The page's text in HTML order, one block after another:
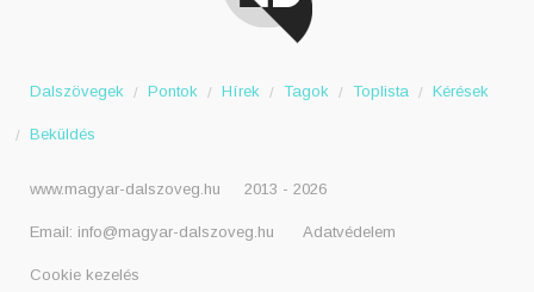
Dalszövegek Pontok Hírek Tagok Toplista Kérések
Beküldés
www.magyar-dalszoveg.hu 2013 - 2026
Email: info@magyar-dalszoveg.hu Adatvédelem
Cookie kezelés